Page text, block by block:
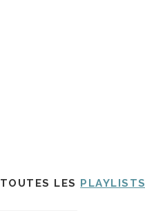
TOUTES LES PLAYLISTS